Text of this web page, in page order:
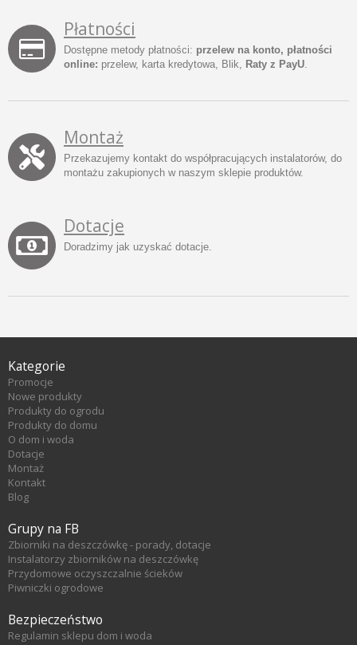
Płatności
Dostępne metody płatności: przelew na konto, płatności
online: przelew, karta kredytowa, Blik, Raty z PayU.
Montaż
Przekazujemy kontakt do współpracujących instalatorów, do
montażu zakupionych w naszym sklepie produktów.
Dotacje
Doradzimy jak uzyskać dotacje.
Kategorie
Promocje
Nowe produkty
Produkty do ogrodu
Produkty do domu
O dom i woda
Dotacje
Montaż
Kontakt
Blog
Grupy na FB
Zbiorniki na deszczówkę - porady, dotacje
Instalatorzy zbiorników na deszczówkę
Przydomowe oczyszczalnie ścieków
Piwniczki ogrodowe
Bezpieczeństwo
Regulamin sklepu dom i woda